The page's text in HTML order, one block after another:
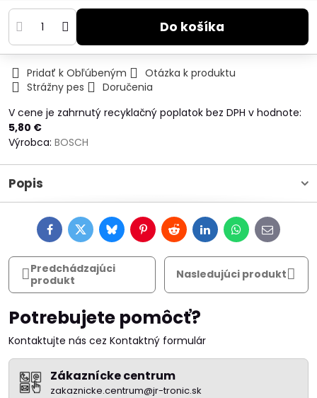
Do košíka
Pridať k Obľúbeným
Otázka k produktu
Strážny pes
Doručenia
V cene je zahrnutý recyklačný poplatok bez DPH v hodnote:
5,80 €
Výrobca: BOSCH
Popis
FacebookTwitterBlueskyPinterestRedditLinkedInWhatsApp
E-
mail
Predchádzajúci
produkt
Nasledujúci produkt
Potrebujete pomôcť?
Kontaktujte nás cez Kontaktný formulár
Zákaznícke centrum
zakaznicke.centrum@jr-tronic.sk